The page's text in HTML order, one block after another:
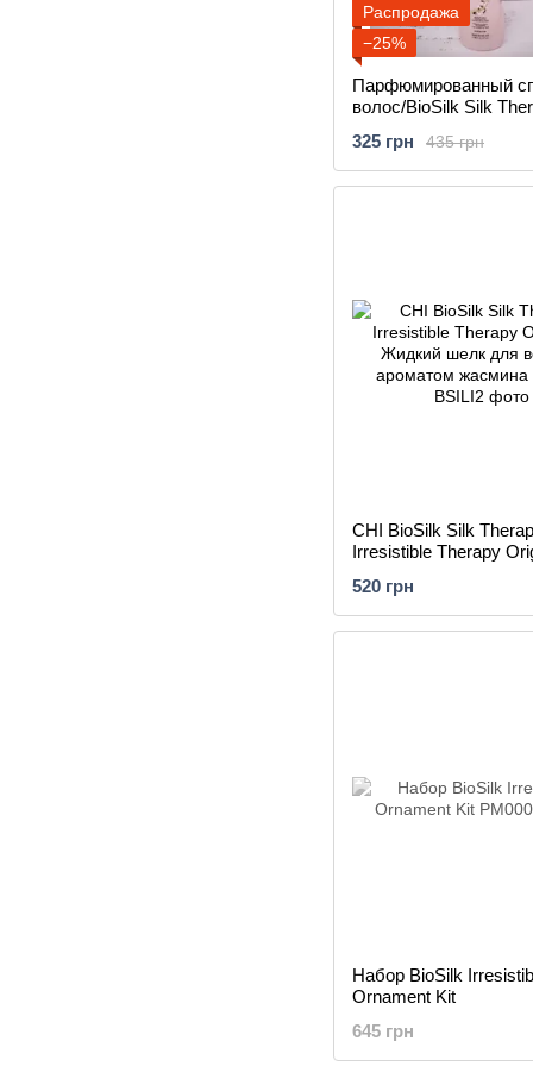
Распродажа
−25%
Парфюмированный
волос/BioSilk Silk
435 грн
325 грн
CHI BioSilk Silk
Irresistible Therapy
ароматом жасмина и
520 грн
Набор BioSilk
Ornament Kit
645 грн